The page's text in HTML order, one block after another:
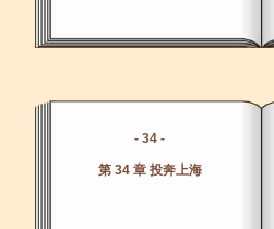
- 34 -
第 34 章 投奔上海